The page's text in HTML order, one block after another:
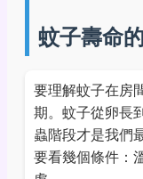
蚊子壽命
要理解蚊子在房
期。蚊子從卵長
蟲階段才是我們
要看幾個條件：